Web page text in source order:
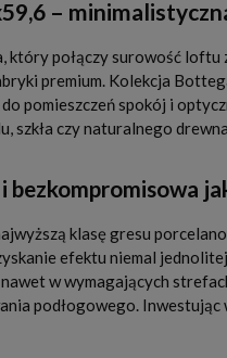
–
połączy surowość loftu
premium. Kolekcja
pomieszczeń spokój i
szkła czy naturalnego
klasę gresu
efektu niemal
w wymagających
podłogowego.